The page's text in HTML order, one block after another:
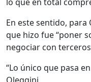
En este sentido,
que hizo fue “poner
negociar con
“Lo único que pasa